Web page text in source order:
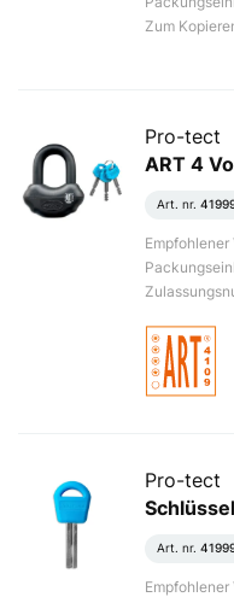
Zum
Pro-tect
ART 4
Art. nr.
Pro-tect
Art. nr.